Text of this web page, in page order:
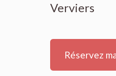
Verviers
Réservez